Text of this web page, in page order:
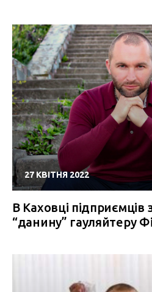
27 КВІТНЯ 2022
В Каховці
“данину” гауляйтеру